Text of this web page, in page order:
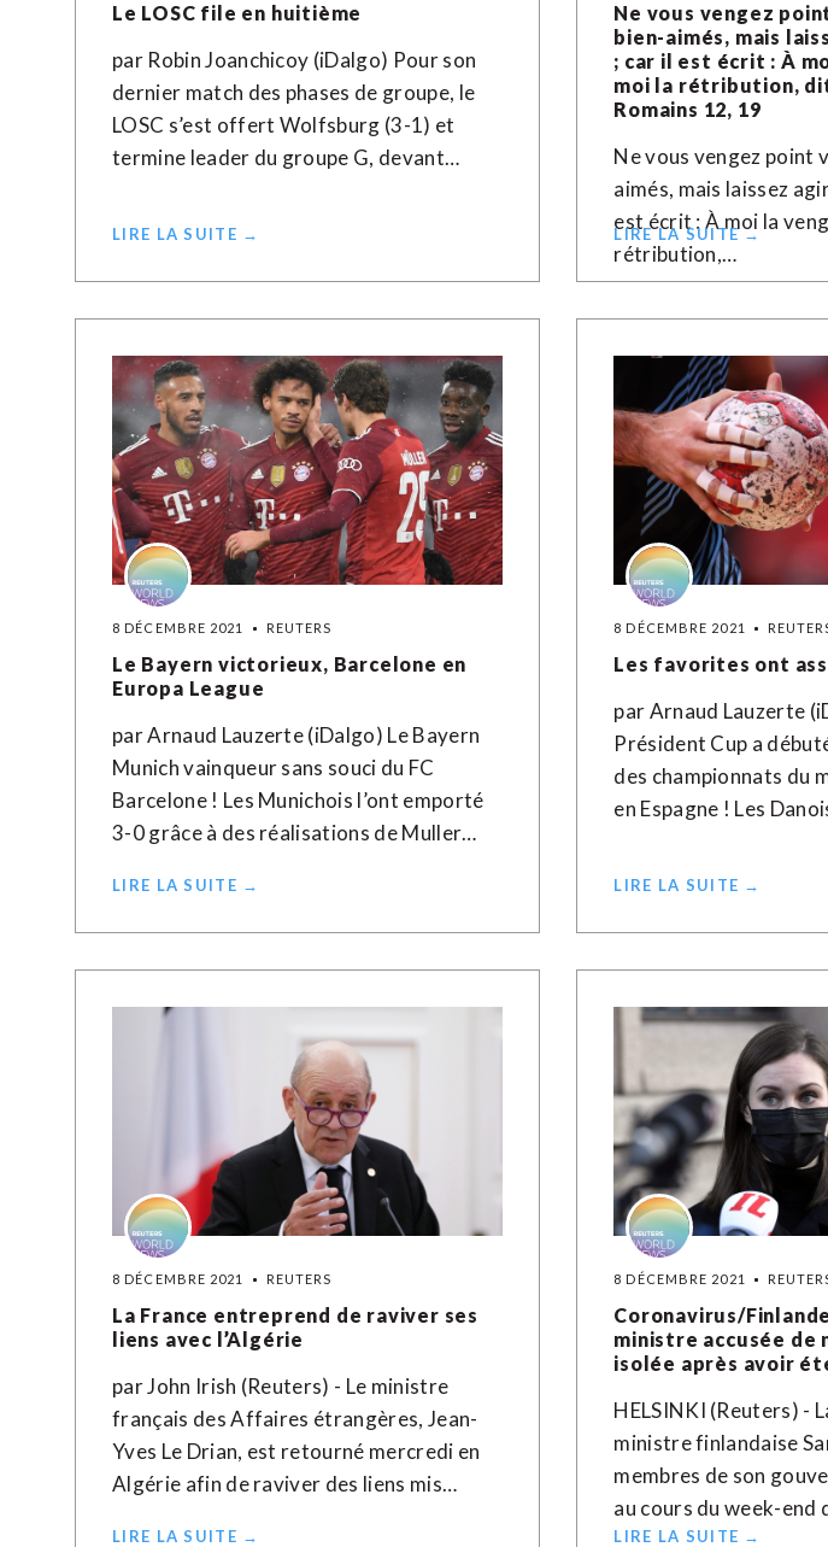
Le LOSC file en huitième
par Robin Joanchicoy (iDalgo) Pour son
dernier match des phases de groupe, le
LOSC s’est offert Wolfsburg (3-1) et
termine leader du groupe G, devant…
LIRE LA SUITE →
Ne vous vengez
bien-aimés, mais
; car il est écrit : À
moi la rétribution,
Romains 12, 19
Ne vous vengez point
aimés, mais laissez
est écrit : À moi la
rétribution,…
LIRE LA SUITE →
8 DÉCEMBRE 2021 REUTERS
Le Bayern victorieux, Barcelone en
Europa League
par Arnaud Lauzerte (iDalgo) Le Bayern
Munich vainqueur sans souci du FC
Barcelone ! Les Munichois l’ont emporté
3-0 grâce à des réalisations de Muller…
LIRE LA SUITE →
8 DÉCEMBRE 2021
Les favorites ont
par Arnaud Lauzerte
Président Cup a
des championnats du
en Espagne ! Les
LIRE LA SUITE →
8 DÉCEMBRE 2021 REUTERS
La France entreprend de raviver ses
liens avec l’Algérie
par John Irish (Reuters) - Le ministre
français des Affaires étrangères, Jean-
Yves Le Drian, est retourné mercredi en
Algérie afin de raviver des liens mis…
LIRE LA SUITE →
8 DÉCEMBRE 2021
Coronavirus/
ministre accusée de
isolée après avoir
HELSINKI (Reuters) -
ministre finlandaise
membres de son
au cours du week-
LIRE LA SUITE →